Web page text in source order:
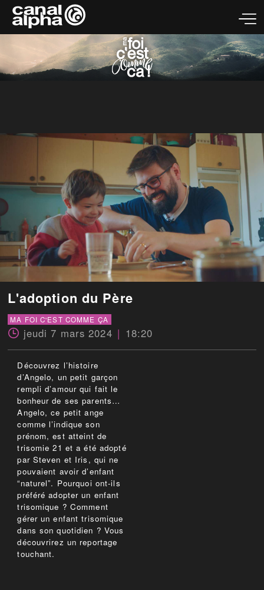
L'adoption du Père
MA FOI C'EST COMME ÇA
jeudi 7 mars 2024 18:20
Découvrez l’histoire
d’Angelo, un petit garçon
rempli d’amour qui fait le
bonheur de ses parents…
Angelo, ce petit ange
comme l’indique son
prénom, est atteint de
trisomie 21 et a été adopté
par Steven et Iris, qui ne
pouvaient avoir d’enfant
“naturel”. Pourquoi ont-ils
préféré adopter un enfant
trisomique ? Comment
gérer un enfant trisomique
dans son quotidien ? Vous
découvrirez un reportage
touchant.